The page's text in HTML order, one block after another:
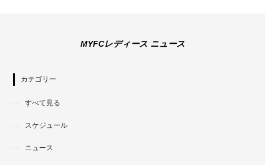
MYFCレディース ニュース
カテゴリー
すべて見る
スケジュール
ニュース